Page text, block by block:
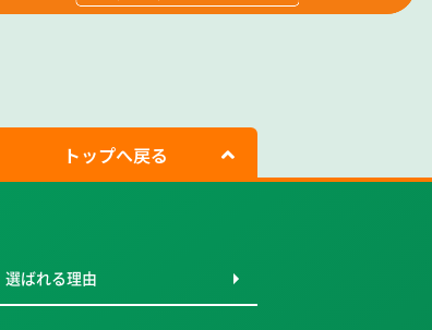
選ばれる理由
トップへ戻る